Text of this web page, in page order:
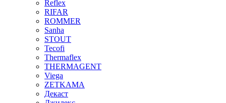
Reflex
RIFAR
ROMMER
Sanha
STOUT
Tecofi
Thermaflex
THERMAGENT
Viega
ZETKAMA
Декаст